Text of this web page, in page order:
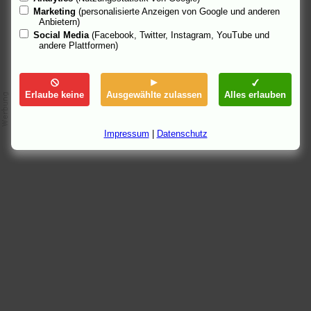
Marketing (personalisierte Anzeigen von Google und anderen
Anbietern)
Social Media (Facebook, Twitter, Instagram, YouTube und
andere Plattformen)
Erlaube keine Ausgewählte zulassen Alles erlauben
Impressum Datenschutz